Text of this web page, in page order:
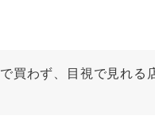
買わず、目視で見れる